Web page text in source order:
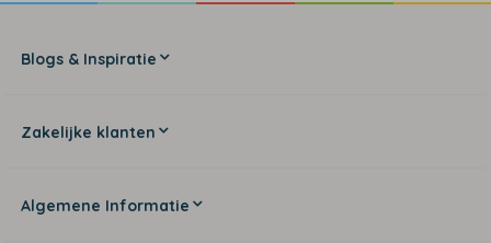
Blogs & Inspiratie
Zakelijke klanten
Algemene Informatie